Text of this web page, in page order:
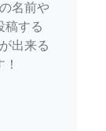
名前や
稿する
出来る